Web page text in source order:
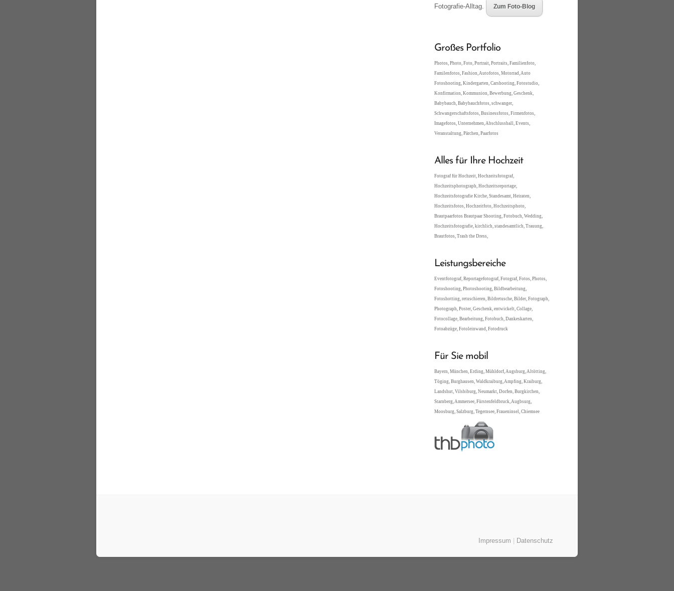
Fotografie-Alltag.
Zum Foto-Blog
Großes Portfolio
Photos, Photo, Foto, Portrait, Portraits, Familienfoto,
Familenfotos, Fashion, Autofotos, Motorrad, Auto
Fotoshooting, Kindergarten, Carshooting, Fotostudio,
Konfirmation, Kommunion, Bewerbung, Geschenk,
Babybauch, Babybauchfotos, schwanger,
Schwangerschaftsfotos, Businessfotos, Firmenfotos,
Imagefotos, Unternehmen, Abschlussball, Events,
Veranstaltung, Pärchen, Paarfotos
Alles für Ihre Hochzeit
Fotograf für Hochzeit, Hochzeitsfotograf,
Hochzeitsphotograph, Hochzeitsreportage,
Hochzeitsfotografie Kirche, Standesamt, Heiraten,
Hochzeitsfotos, Hochzeitfoto, Hochzeitsphoto,
Brautpaarfotos Brautpaar Shooting, Fotobuch, Wedding,
Hochzeitsfotografie, kirchlich, standesamtlich, Trauung,
Brautfotos, Trash the Dress,
Leistungsbereiche
Eventfotograf, Reportagefotograf, Fotograf, Fotos, Photos,
Fotoshooting, Photoshooting, Bildbearbeitung,
Fotoshotting, retuschieren, Bildretusche, Bilder, Fotograph,
Photograph, Poster, Geschenk, entwickelt, Collage,
Fotocollage, Bearbeitung, Fotobuch, Dankeskarten,
Fotoabzüge, Fotoleinwand, Fotodruck
Für Sie mobil
Bayern, München, Erding, Mühldorf, Augsburg, Altötting,
Töging, Burghausen, Waldkraiburg, Ampfing, Kraiburg,
Landshut, Vilsbiburg, Neumarkt, Dorfen, Burgkirchen,
Starnberg, Ammersee, Fürstenfeldbruck, Augbsurg,
Moosburg, Salzburg, Tegernsee, Fraueninsel, Chiemsee
Impressum Datenschutz